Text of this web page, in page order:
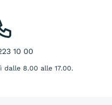
10 00
dalle 8.00 alle 17.00.